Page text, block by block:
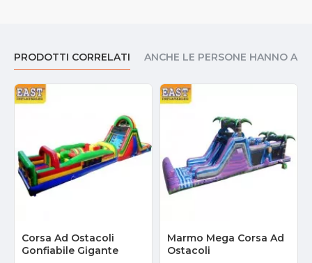
PRODOTTI CORRELATI ANCHE LE PERSONE HANNO
Corsa Ad Ostacoli
Gonfiabile Gigante
Marmo Mega Corsa Ad
Ostacoli